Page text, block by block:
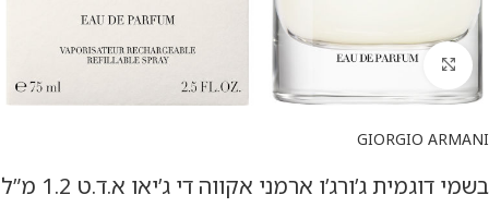
להגדלת התמונה
GIORGIO ARMANI
בשמי דוגמית ג’ורג’ו ארמני אקווה די ג’יאו א.ד.ט 1.2 מ”ל